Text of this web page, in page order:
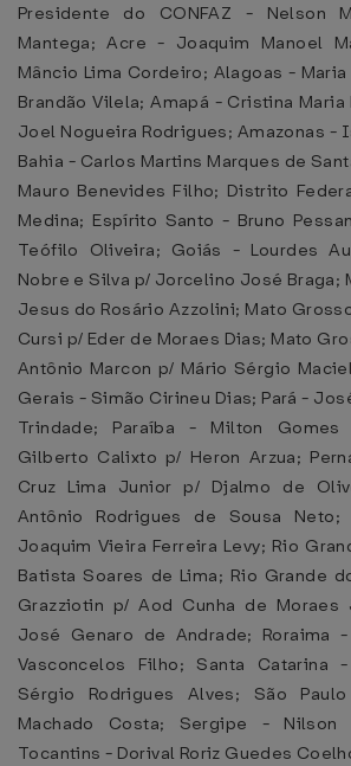
Presidente do CONFAZ - Nelson
Mantega; Acre - Joaquim Manoel
Mâncio Lima Cordeiro; Alagoas -
Brandão Vilela; Amapá - Cristina
Joel Nogueira Rodrigues; Amazonas -
Bahia - Carlos Martins Marques de
Mauro Benevides Filho; Distrito
Medina; Espírito Santo - Bruno
Teófilo Oliveira; Goiás - Lourdes
Nobre e Silva p/ Jorcelino José Braga;
Jesus do Rosário Azzolini; Mato
Cursi p/ Eder de Moraes Dias; Mato
Antônio Marcon p/ Mário Sérgio
Gerais - Simão Cirineu Dias; Pará -
Trindade; Paraíba - Milton Gomes
Gilberto Calixto p/ Heron Arzua;
Cruz Lima Junior p/ Djalmo de
Antônio Rodrigues de Sousa
Joaquim Vieira Ferreira Levy; Rio
Batista Soares de Lima; Rio Grande
Grazziotin p/ Aod Cunha de Moraes
José Genaro de Andrade; Roraima
Vasconcelos Filho; Santa Catarina
Sérgio Rodrigues Alves; São
Machado Costa; Sergipe - Nilson
Tocantins - Dorival Roriz Guedes